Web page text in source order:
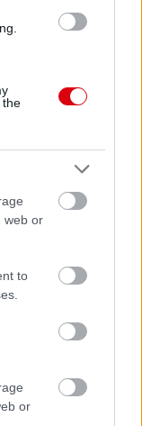
the
web or
to
or